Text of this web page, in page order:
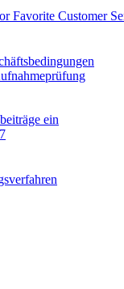
Favorite Customer
ein